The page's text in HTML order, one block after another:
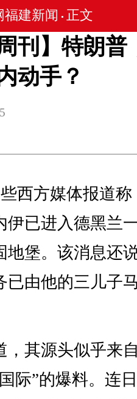
福建新闻 • 正文
刊】特朗普
动手？
方媒体报道称
伊已进入德黑兰
地堡。该消息还
已由他的三儿子
其源头似乎来
际”的爆料。连